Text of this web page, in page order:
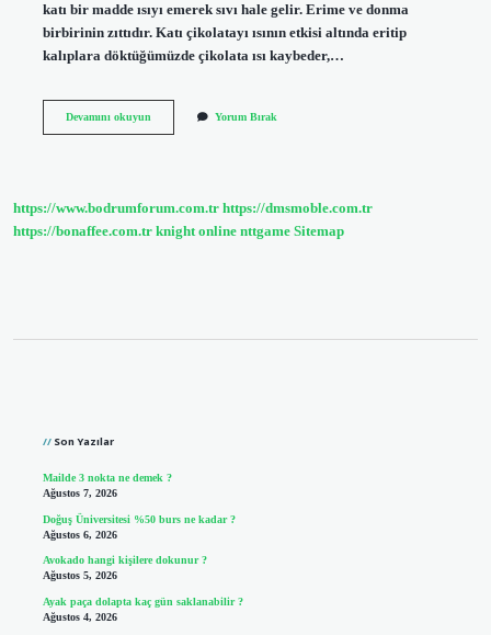
katı bir madde ısıyı emerek sıvı hale gelir. Erime ve donma
birbirinin zıttıdır. Katı çikolatayı ısının etkisi altında eritip
kalıplara döktüğümüzde çikolata ısı kaybeder,…
Devamını okuyunErimenin
Yorum Bırak
https://www.bodrumforum.com.tr https://dmsmoble.com.tr
https://bonaffee.com.tr knight online nttgame Sitemap
Son Yazılar
Mailde 3 nokta ne demek ?
Ağustos 7, 2026
Doğuş Üniversitesi %50 burs ne kadar ?
Ağustos 6, 2026
Avokado hangi kişilere dokunur ?
Ağustos 5, 2026
Ayak paça dolapta kaç gün saklanabilir ?
Ağustos 4, 2026